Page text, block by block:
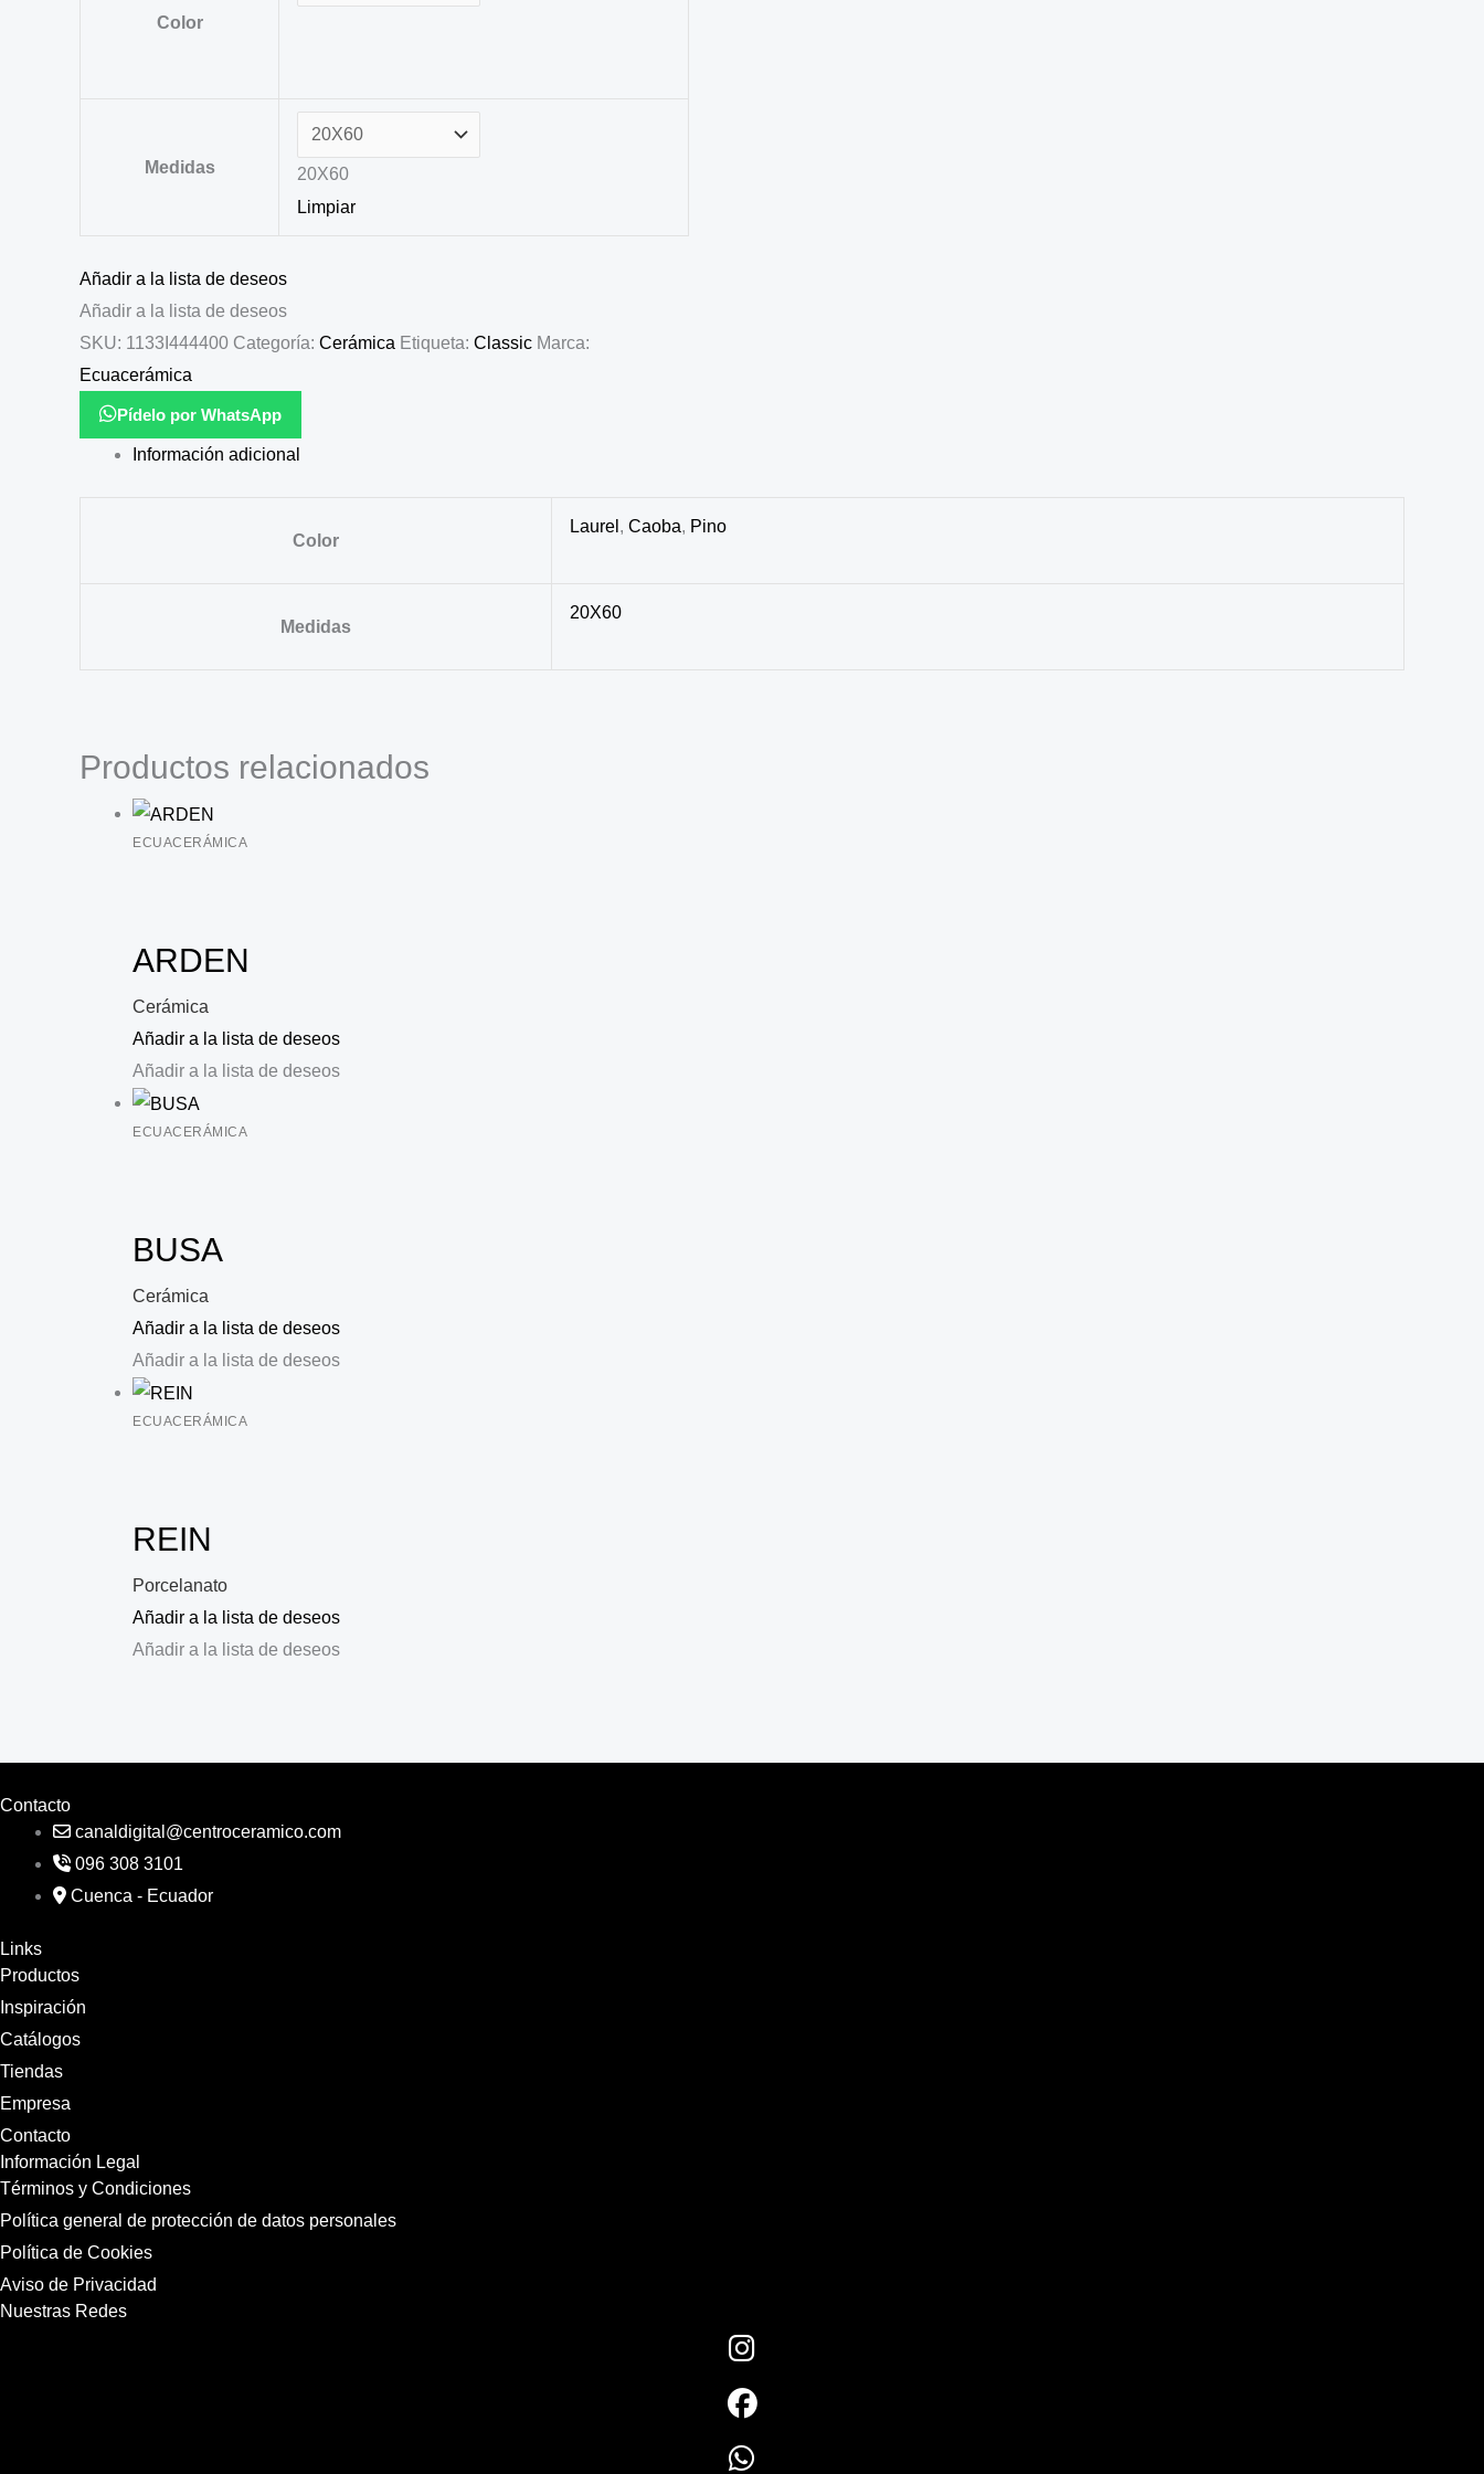
Color
Medidas
20X60
Limpiar
Añadir a la lista de deseos
Añadir a la lista de deseos
SKU: 1133I444400 Categoría: Cerámica Etiqueta: Classic Marca:
Ecuacerámica
Pídelo por WhatsApp
Información adicional
Color
Laurel , Caoba, Pino
Medidas
20X60
Productos relacionados
ECUACERÁMICA
ARDEN
Cerámica
Añadir a la lista de deseos
Añadir a la lista de deseos
ECUACERÁMICA
BUSA
Cerámica
Añadir a la lista de deseos
Añadir a la lista de deseos
ECUACERÁMICA
REIN
Porcelanato
Añadir a la lista de deseos
Añadir a la lista de deseos
Contacto
canaldigital@centroceramico.com
096 308 3101
Cuenca - Ecuador
Links
Productos
Inspiración
Catálogos
Tiendas
Empresa
Contacto
Información Legal
Términos y Condiciones
Política general de protección de datos personales
Política de Cookies
Aviso de Privacidad
Nuestras Redes